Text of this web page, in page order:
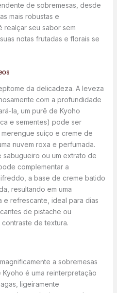
de sobremesas, desde
mais robustas e
realçar seu sabor sem
notas frutadas e florais se
da delicadeza. A leveza
com a profundidade
la, um purê de Kyoho
e sementes) pode ser
suíço e creme de
nuvem roxa e perfumada.
ou um extrato de
complementar a
a base de creme batido
resultando em uma
e refrescante, ideal para dias
de pistache ou
de textura.
a sobremesas
Kyoho é uma reinterpretação
ligeiramente